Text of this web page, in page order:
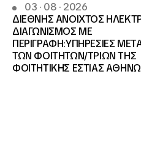
03 · 08 · 2026
ΔΙΕΘΝΗΣ ΑΝΟΙΧΤΟΣ
ΔΙΑΓΩΝΙΣΜΟΣ ΜΕ
ΠΕΡΙΓΡΑΦΗ:ΥΠΗΡΕΣΙΕΣ
ΤΩΝ ΦΟΙΤΗΤΩΝ/ΤΡΙΩΝ ΤΗΣ
ΦΟΙΤΗΤΙΚΗΣ ΕΣΤΙΑΣ